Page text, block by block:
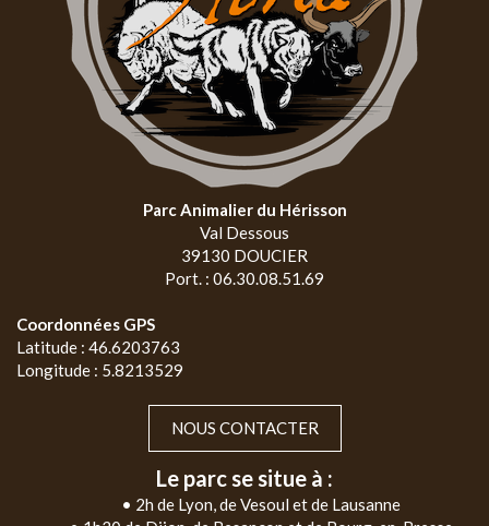
Parc Animalier du Hérisson
Val Dessous
39130 DOUCIER
Port. : 06.30.08.51.69
Coordonnées GPS
Latitude : 46.6203763
Longitude : 5.8213529
NOUS CONTACTER
Le parc se situe à :
• 2h de Lyon, de Vesoul et de Lausanne